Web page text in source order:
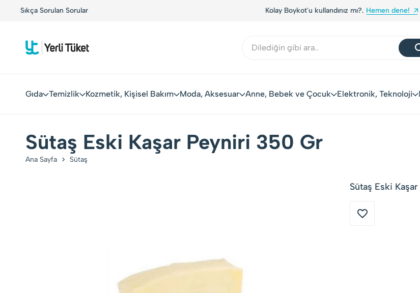
Sıkça Sorulan SorularYerli Tüketiciler, Yerli Markalarla Buluşuyor! Kolay Boykot'u kullandınız mı?. Hemen dene!
Gıda Temizlik Kozmetik, Kişisel Bakım Moda, Aksesuar Anne, Bebek ve Çocuk Elektronik, Teknoloji
Sütaş Eski Kaşar Peyniri 350 Gr
Ana Sayfa Sütaş
Sütaş Eski